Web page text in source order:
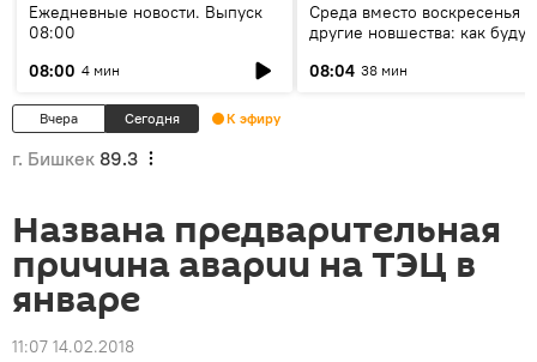
Ежедневные новости. Выпуск
08:00
08:00 4 мин
Среда вместо воскресенья и
другие новшества: как будут
08:04 38 мин
Вчера Сегодня К эфиру
г. Бишкек 89.3
Названа предварительная
причина аварии на ТЭЦ в
январе
11:07 14.02.2018